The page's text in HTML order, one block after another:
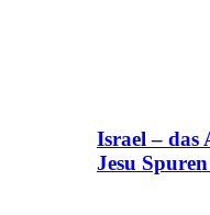
Israel – das
Jesu